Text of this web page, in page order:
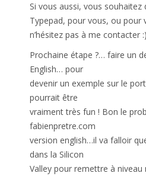
Si vous aussi, vous
Typepad, pour vous, ou pour
n’hésitez pas à me contacter
Prochaine étape ?… faire un
English… pour
devenir un exemple sur le
pourrait être
vraiment très fun ! Bon le
fabienpretre.com
version english…il va falloir
dans la Silicon
Valley pour remettre à niveau